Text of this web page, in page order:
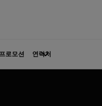
프로모션 연락처